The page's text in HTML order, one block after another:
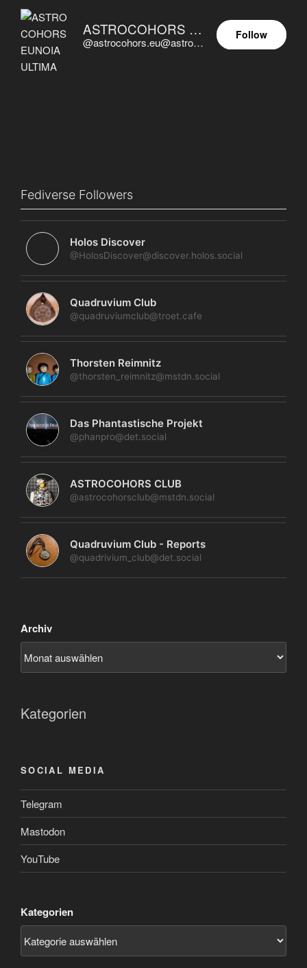
ASTROCOHORS EUNOIA ULTIMA
@astrocohors.eu@astrocohors.eu
Follow
Fediverse Followers
Holos Discover
@HolosDiscover@discover.holos.social
Quadruvium Club
@quadruviumclub@troet.cafe
Thorsten Reimnitz
@thorsten_reimnitz@mstdn.social
Das Phantastische Projekt
@phanpro@det.social
ASTROCOHORS CLUB
@astrocohorsclub@mstdn.social
Quadruvium Club - Reports
@quadrivium_club@det.social
Archiv
Kategorien
SOCIAL MEDIA
Telegram
Mastodon
YouTube
Kategorien